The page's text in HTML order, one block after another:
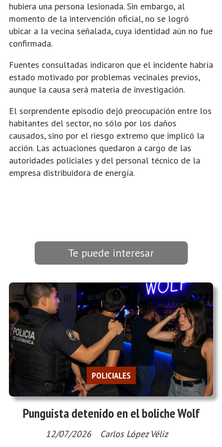
hubiera una persona lesionada. Sin embargo, al
momento de la intervención oficial, no se logró
ubicar a la vecina señalada, cuya identidad aún no fue
confirmada.
Fuentes consultadas indicaron que el incidente habría
estado motivado por problemas vecinales previos,
aunque la causa será materia de investigación.
El sorprendente episodio dejó preocupación entre los
habitantes del sector, no sólo por los daños
causados, sino por el riesgo extremo que implicó la
acción. Las actuaciones quedaron a cargo de las
autoridades policiales y del personal técnico de la
empresa distribuidora de energía.
Te puede interesar
Punguista detenido en el boliche Wolf
Carlos López Véliz
POLICIALES
12/07/2026